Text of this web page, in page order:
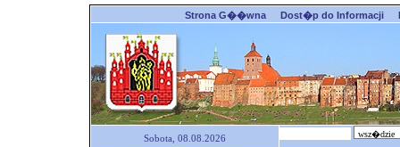
Strona G��wna Dost�p do Informacji
Sobota, 08.08.2026